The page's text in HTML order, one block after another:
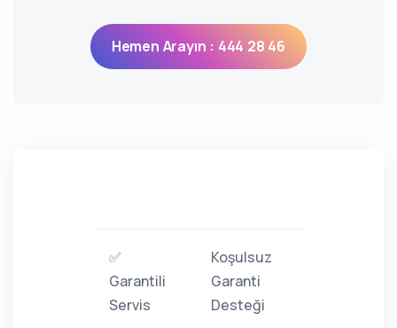
Hemen Arayın : 444 28 46
✅
Garantili
Servis
Koşulsuz
Garanti
Desteği